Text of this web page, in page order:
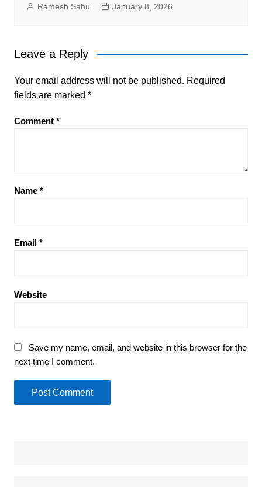
Ramesh Sahu January 8, 2026
Leave a Reply
Your email address will not be published. Required
fields are marked *
Comment *
Name *
Email *
Website
Save my name, email, and website in this browser for the
next time I comment.